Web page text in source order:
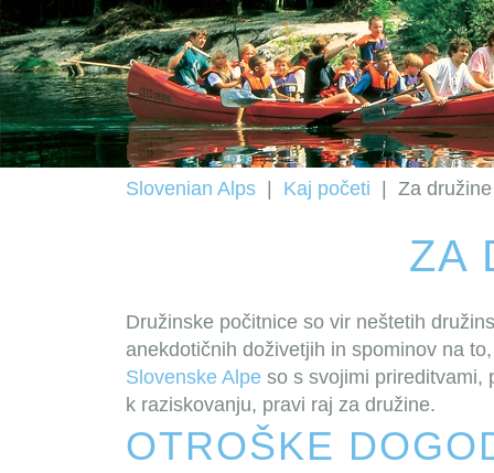
Slovenian Alps Kaj početi Za družine
ZA
Družinske počitnice so vir neštetih
anekdotičnih doživetjih in spominov na
Slovenske Alpe so s svojimi prireditvami,
k raziskovanju, pravi raj za družine.
OTROŠKE